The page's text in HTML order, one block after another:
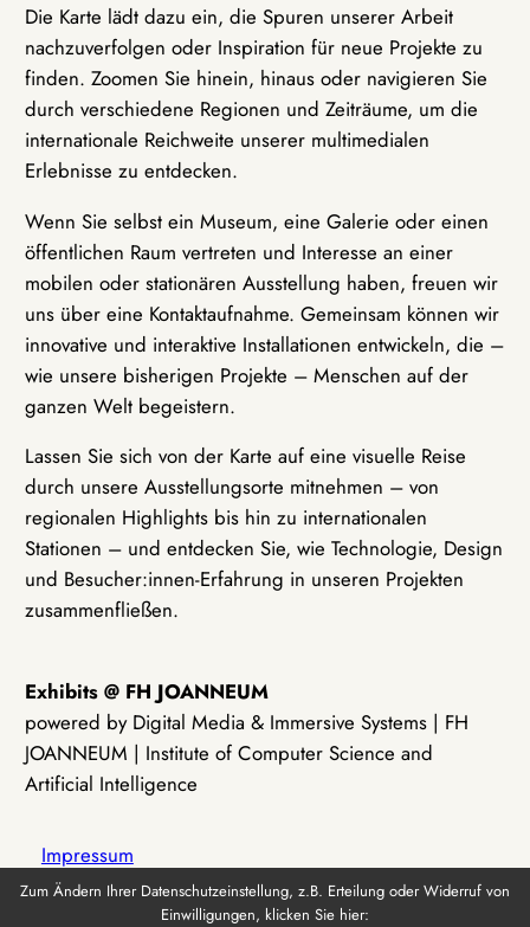
Die Karte lädt dazu ein, die Spuren unserer Arbeit
nachzuverfolgen oder Inspiration für neue Projekte zu
finden. Zoomen Sie hinein, hinaus oder navigieren Sie
durch verschiedene Regionen und Zeiträume, um die
internationale Reichweite unserer multimedialen
Erlebnisse zu entdecken.
Wenn Sie selbst ein Museum, eine Galerie oder einen
öffentlichen Raum vertreten und Interesse an einer
mobilen oder stationären Ausstellung haben, freuen wir
uns über eine Kontaktaufnahme. Gemeinsam können wir
innovative und interaktive Installationen entwickeln, die –
wie unsere bisherigen Projekte – Menschen auf der
ganzen Welt begeistern.
Lassen Sie sich von der Karte auf eine visuelle Reise
durch unsere Ausstellungsorte mitnehmen – von
regionalen Highlights bis hin zu internationalen
Stationen – und entdecken Sie, wie Technologie, Design
und Besucher:innen-Erfahrung in unseren Projekten
zusammenfließen.
Exhibits @ FH JOANNEUM
powered by Digital Media & Immersive Systems | FH
JOANNEUM | Institute of Computer Science and
Artificial Intelligence
Impressum
Zum Ändern Ihrer Datenschutzeinstellung, z.B. Erteilung oder Widerruf von
Einwilligungen, klicken Sie hier: